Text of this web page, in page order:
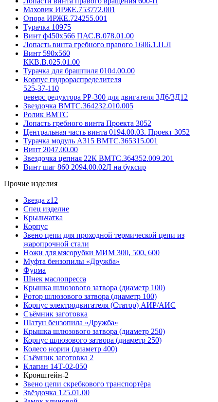
Маховик ИРЖЕ.753772.001
Опора ИРЖЕ.724255.001
Турачка 10975
Винт ф450х566 ПАС.В.078.01.00
Лопасть винта гребного правого 1606.1.П.Л
Винт 590х560
ККВ.В.025.01.00
Турачка для брашпиля 0104.00.00
Корпус гидрораспределителя
525-37-110
реверс редуктора РР-300 для двигателя 3Д6/3Д12
Звездочка ВМТС.364232.010.005
Ролик ВМТС
Лопасть гребного винта Проекта 3052
Центральная часть винта 0194.00.03. Проект 3052
Турачка модуль А315 ВМТС.365315.001
Винт 2047.00.00
Звездочка цепная 22К ВМТС.364352.009.201
Винт шаг 860 2094.00.02Л на буксир
Прочие изделия
Звезда z12
Спец изделие
Крыльчатка
Корпус
Звено цепи для проходной термической цепи из
жаропрочной стали
Ножи для мясорубки МИМ 300, 500, 600
Муфта бензопилы «Дружба»
Фурма
Шнек маслопресса
Крышка шлюзового затвора (диаметр 100)
Ротор шлюзового затвора (диаметр 100)
Корпус электродвигателя (Статор) АИР/АИС
Съёмник заготовка
Шатун бензопила «Дружба»
Крышка шлюзового затвора (диаметр 250)
Корпус шлюзового затвора (диаметр 250)
Колесо нории (диаметр 400)
Съёмник заготовка 2
Клапан 14Т-02-050
Кронштейн-2
Звено цепи скребкового транспортёра
Звёздочка 125.01.00